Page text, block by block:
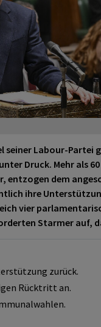
seiner Labour-Partei
Druck. Mehr als
entzogen dem
ihre
vier
Starmer auf,
zurück.
Rücktritt an.